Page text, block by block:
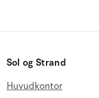
Sol og Strand
Huvudkontor